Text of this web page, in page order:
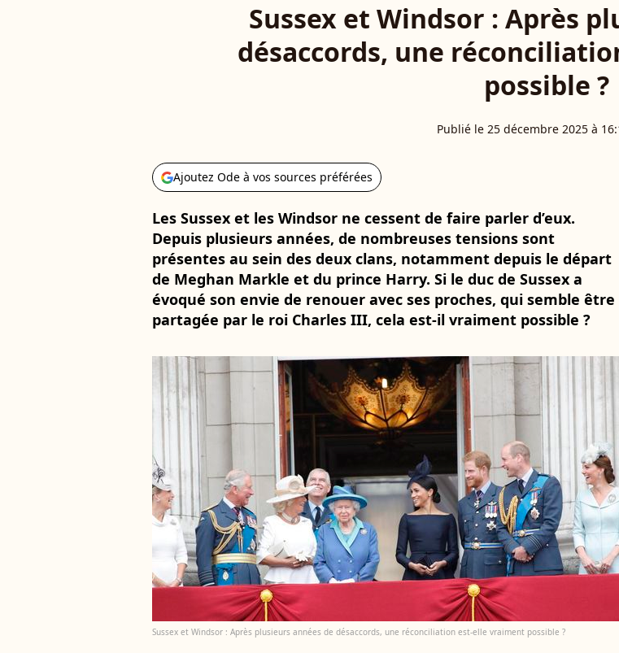
Sussex et Windsor : Après
désaccords, une
possible ?
Publié le 25 décembre 2025 à
Ajoutez Ode à vos sources préférées
Les Sussex et les Windsor ne cessent de faire parler d’eux.
Depuis plusieurs années, de nombreuses tensions sont
présentes au sein des deux clans, notamment depuis le départ
de Meghan Markle et du prince Harry. Si le duc de Sussex a
évoqué son envie de renouer avec ses proches, qui semble être
partagée par le roi Charles III, cela est-il vraiment possible ?
Sussex et Windsor : Après plusieurs années de désaccords, une réconciliation est-elle vraiment possible ?